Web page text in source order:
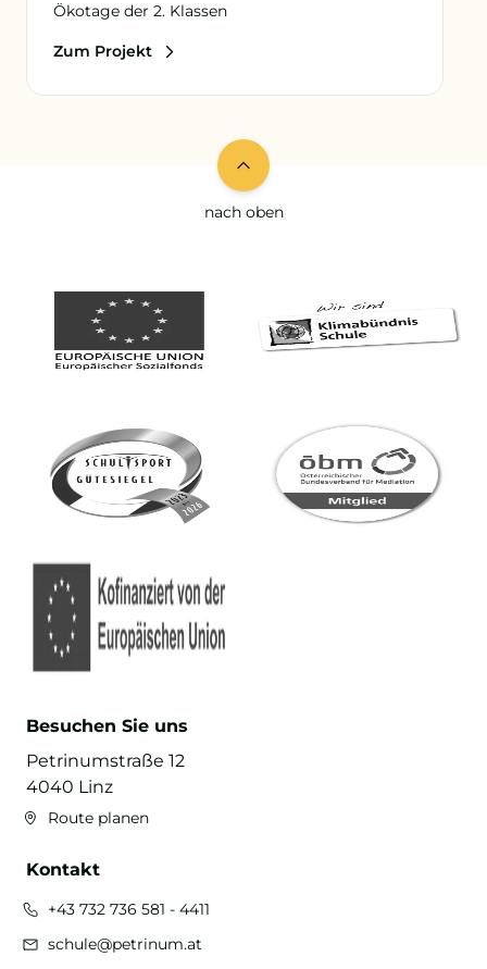
Ökotage der 2. Klassen
Zum Projekt
nach oben
Besuchen Sie uns
Petrinumstraße 12
4040 Linz
Route planen
Kontakt
+43 732 736 581 - 4411
schule@petrinum.at